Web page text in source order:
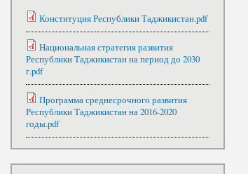
Конституция Республики Таджикистан.pdf
Национальная стратегия развития
Республики Таджикистан на период до 2030
г.pdf
Программа среднесрочного развития
Республики Таджикистан на 2016-2020
годы.pdf